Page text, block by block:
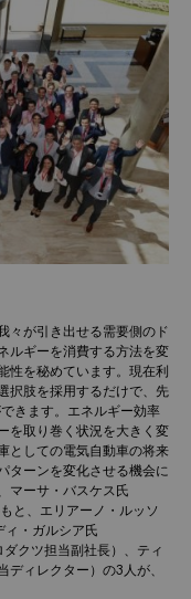
々が引き出せる需要側のド
ルギーを消費する方法を変
性を秘めています。現在利
択肢を採用するだけで、先
きます。エネルギー効率
を取り巻く状況を大きく変
としての電気自動車の将来
ターンを変化させる機会に
マーサ・バスケス氏
と、エリアーノ・ルッソ
ィ・ガルシア氏
クツ担当副社長）、ティ
ディレクター）の3人が、